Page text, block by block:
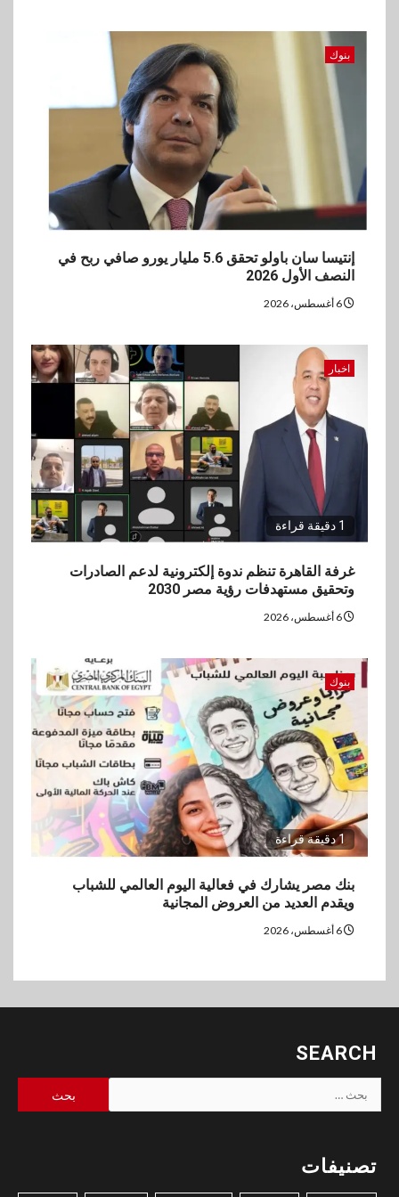
بنوك
إنتيسا سان باولو تحقق 5.6 مليار يورو صافي ربح في
النصف الأول 2026
اخبار
1 دقيقة قراءة
غرفة القاهرة تنظم ندوة إلكترونية لدعم الصادرات
وتحقيق مستهدفات رؤية مصر 2030
بنوك
1 دقيقة قراءة
بنك مصر يشارك في فعالية اليوم العالمي للشباب
ويقدم العديد من العروض المجانية
SEARCH
البحث
عن:
تصنيفات